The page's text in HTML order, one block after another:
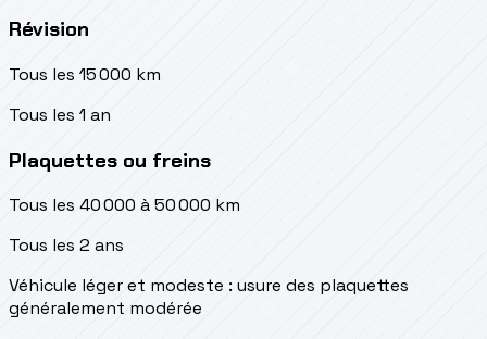
Révision
Tous les 15 000 km
Tous les 1 an
Plaquettes ou freins
Tous les 40 000 à 50 000 km
Tous les 2 ans
Véhicule léger et modeste : usure des plaquettes
généralement modérée